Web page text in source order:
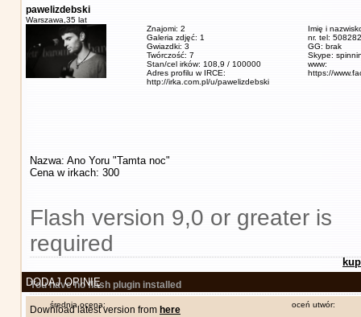
pawelizdebski
Warszawa, 35 lat
Znajomi: 2
Galeria zdjęć: 1
Gwiazdki: 3
Twórczość: 7
Stan/cel irków: 108,9 / 100000
Adres profilu w IRCE:
http://irka.com.pl/u/pawelizdebski
Imię i
nr. tel:
GG: brak
Skype:
www:
https://
Nazwa: Ano Yoru "Tamta noc"
Cena w irkach: 300
Flash version 9,0 or greater is
required
You have no flash plugin installed
Download latest version from here
DODAJ OPINIĘ
średnia ocena: oceń utwór: